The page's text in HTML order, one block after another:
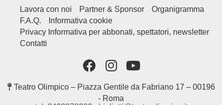
Lavora con noi Partner & Sponsor
Organigramma
F.A.Q.
Informativa cookie
Privacy Informativa per abbonati, spettatori, newsletter
Contatti
Teatro Olimpico – Piazza Gentile da Fabriano 17 – 00196
- Roma